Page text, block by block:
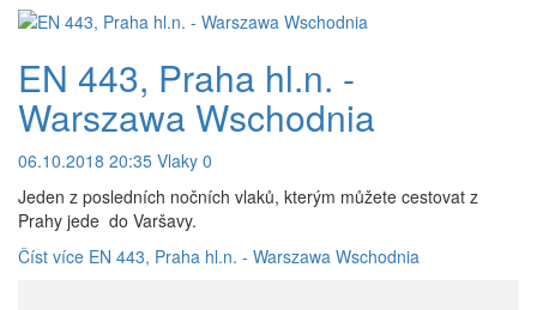
EN 443, Praha hl.n. -
Warszawa Wschodnia
06.10.2018 20:35 Vlaky 0
Jeden z posledních nočních vlaků, kterým můžete cestovat z
Prahy jede do Varšavy.
Číst více EN 443, Praha hl.n. - Warszawa Wschodnia